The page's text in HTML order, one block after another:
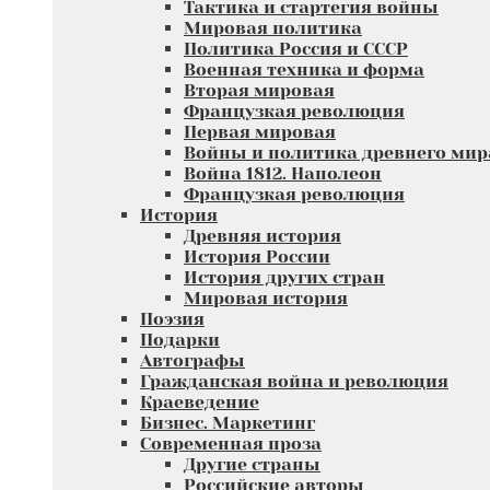
Тактика и стартегия войны
Мировая политика
Политика Россия и СССР
Военная техника и форма
Вторая мировая
Французкая революция
Первая мировая
Войны и политика древнего
Война 1812. Наполеон
Французкая революция
История
Древняя история
История России
История других стран
Мировая история
Поэзия
Подарки
Автографы
Гражданская война и революция
Краеведение
Бизнес. Маркетинг
Современная проза
Другие страны
Российские авторы